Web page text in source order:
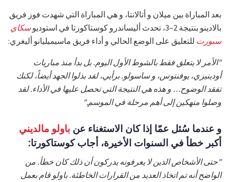
بعد المباراة بين ميلان و أتالانتا، و هي المباراة التي شهدت فوز فريق
بالادينو بنتيجة 2–3، تحدث أليساندرو كوستاكورتا في استوديو
سكاي
سبورت للتعليق على الوضع الحالي و أداء فريق ماسيميليانو أليغري:
"الأمر لا يتعلق فقط بالشوط الأول اليوم. بل بدأ منذ مباريات
أودينيزي، يوفنتوس، و ساسولو. برأيي، لقد بذلوا الجهد أيضاً، لكنك
تفقد الوضوح… و هذه هي النتيجة التي تحصل عليها في الأداء. لقد
وصلوا منهكين إلى أهم مرحلة في الموسم."
و عندما سُئل عمّا إذا كان الاستغناء عن باولو مالديني
أكبر خطأ في السنوات الأخيرة، أجاب كوستاكورتا:
"حتى الأشخاص الذين لا يعرفونه يدركون أن ذلك كان خطأ. من
الواضح أنه تم اتخاذ العديد من القرارات الخاطئة. باولو قام بعمل